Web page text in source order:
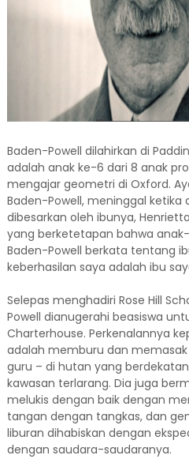
Baden-Powell dilahirkan di
adalah anak ke-6 dari 8 anak
mengajar geometri di Oxford.
Baden-Powell, meninggal ketika
dibesarkan oleh ibunya,
yang berketetapan bahwa
Baden-Powell berkata tentang
keberhasilan saya adalah ibu
Selepas menghadiri Rose Hill
Powell dianugerahi beasiswa
Charterhouse. Perkenalannya
adalah memburu dan
guru – di hutan yang
kawasan terlarang. Dia juga
melukis dengan baik dengan
tangan dengan tangkas, dan
liburan dihabiskan dengan
dengan saudara-saudaranya.